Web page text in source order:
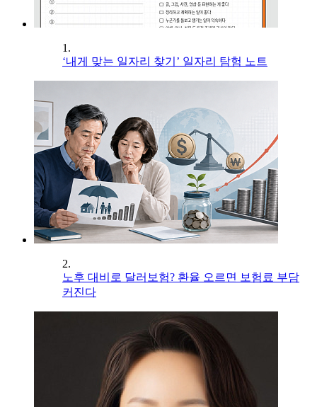
1.
‘내게 맞는 일자리 찾기’ 일자리 탐험 노트
2.
노후 대비로 달러보험? 환율 오르면 보험료 부담
커진다